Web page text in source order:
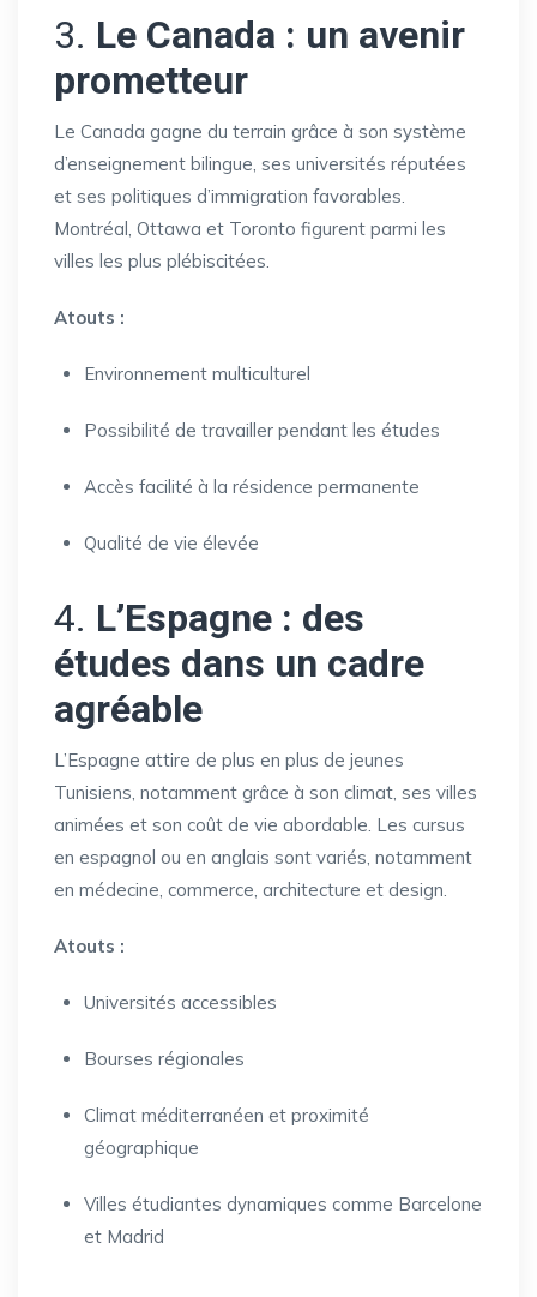
3. Le Canada : un avenir
prometteur
Le Canada gagne du terrain grâce à son système
d’enseignement bilingue, ses universités réputées
et ses politiques d’immigration favorables.
Montréal, Ottawa et Toronto figurent parmi les
villes les plus plébiscitées.
Atouts :
Environnement multiculturel
Possibilité de travailler pendant les études
Accès facilité à la résidence permanente
Qualité de vie élevée
4. L’Espagne : des
études dans un cadre
agréable
L’Espagne attire de plus en plus de jeunes
Tunisiens, notamment grâce à son climat, ses villes
animées et son coût de vie abordable. Les cursus
en espagnol ou en anglais sont variés, notamment
en médecine, commerce, architecture et design.
Atouts :
Universités accessibles
Bourses régionales
Climat méditerranéen et proximité
géographique
Villes étudiantes dynamiques comme Barcelone
et Madrid